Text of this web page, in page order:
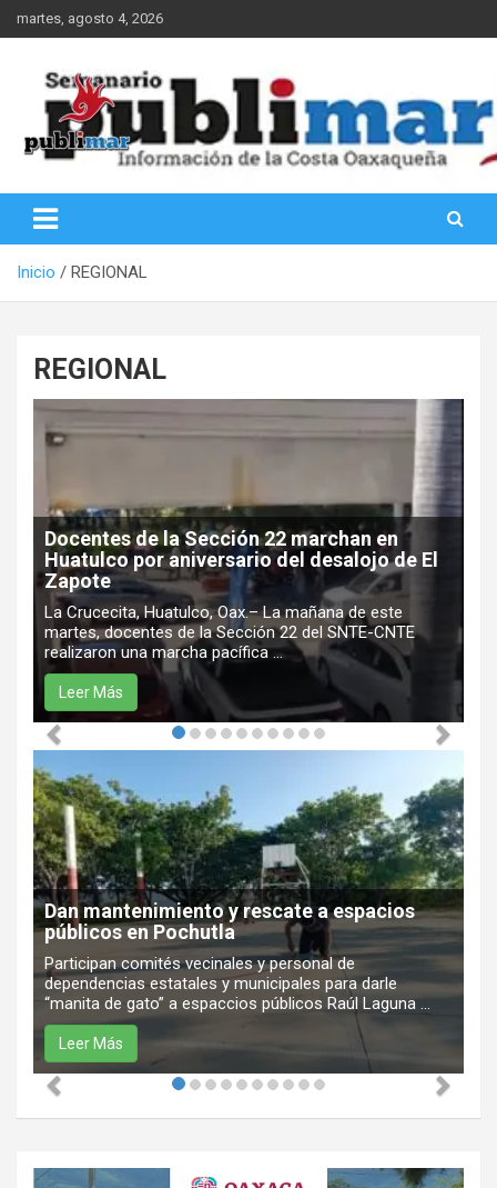
al
martes, agosto 4, 2026
PubliMar
Inicio REGIONAL
REGIONAL
Docentes de la Sección 22 marchan en
Huatulco por aniversario del desalojo de El
Zapote
La Crucecita, Huatulco, Oax.– La mañana de este
martes, docentes de la Sección 22 del SNTE-CNTE
realizaron una marcha pacífica ...
Leer Más
Dan mantenimiento y rescate a espacios
públicos en Pochutla
Participan comités vecinales y personal de
dependencias estatales y municipales para darle
“manita de gato” a espaccios públicos Raúl Laguna ...
Leer Más